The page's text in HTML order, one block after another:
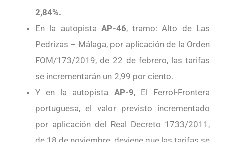
2,84%.
En la autopista AP-46, tramo: Alto de Las
Pedrizas – Málaga, por aplicación de la Orden
FOM/173/2019, de 22 de febrero, las tarifas
se incrementarán un 2,99 por ciento.
Y en la autopista AP-9, El Ferrol-Frontera
portuguesa, el valor previsto incrementado
por aplicación del Real Decreto 1733/2011,